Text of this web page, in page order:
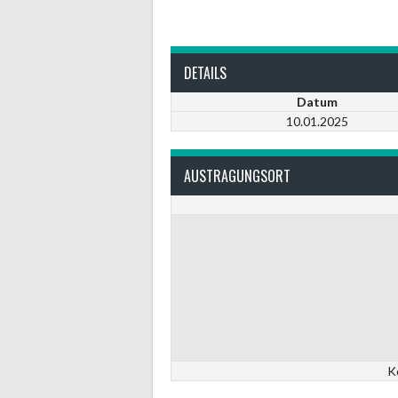
DETAILS
Datum
10.01.2025
AUSTRAGUNGSORT